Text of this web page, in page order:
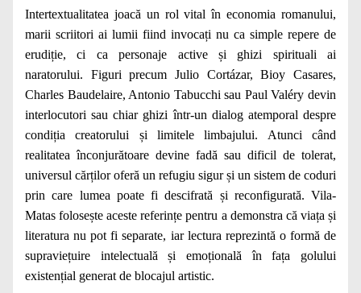
Intertextualitatea joacă un rol vital în economia romanului,
marii scriitori ai lumii fiind invocați nu ca simple repere de
erudiție, ci ca personaje active și ghizi spirituali ai
naratorului. Figuri precum Julio Cortázar, Bioy Casares,
Charles Baudelaire, Antonio Tabucchi sau Paul Valéry devin
interlocutori sau chiar ghizi într-un dialog atemporal despre
condiția creatorului și limitele limbajului. Atunci când
realitatea înconjurătoare devine fadă sau dificil de tolerat,
universul cărților oferă un refugiu sigur și un sistem de coduri
prin care lumea poate fi descifrată și reconfigurată. Vila-
Matas folosește aceste referințe pentru a demonstra că viața și
literatura nu pot fi separate, iar lectura reprezintă o formă de
supraviețuire intelectuală și emoțională în fața golului
existențial generat de blocajul artistic.